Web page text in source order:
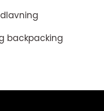
backpacking